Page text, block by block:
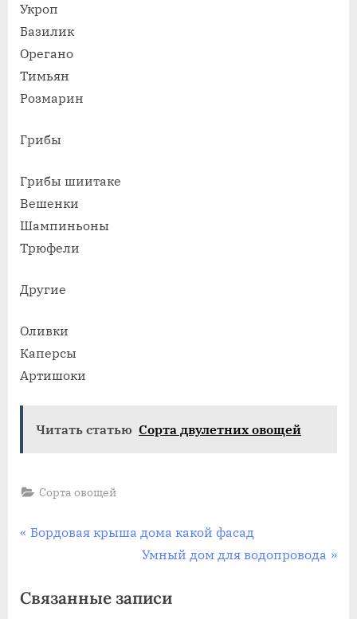
Укроп
Базилик
Орегано
Тимьян
Розмарин
Грибы
Грибы шиитаке
Вешенки
Шампиньоны
Трюфели
Другие
Оливки
Каперсы
Артишоки
Читать статью Сорта двулетних овощей
Сорта овощей
Навигация
записям
П
д
Бордовая крыша дома какой фасад
С
е
Умный дом для водопровода
Связанные записи